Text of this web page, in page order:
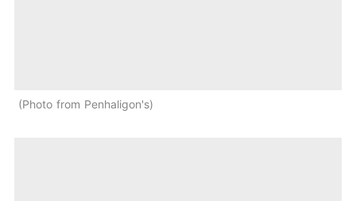
Photo from Penhaligon's